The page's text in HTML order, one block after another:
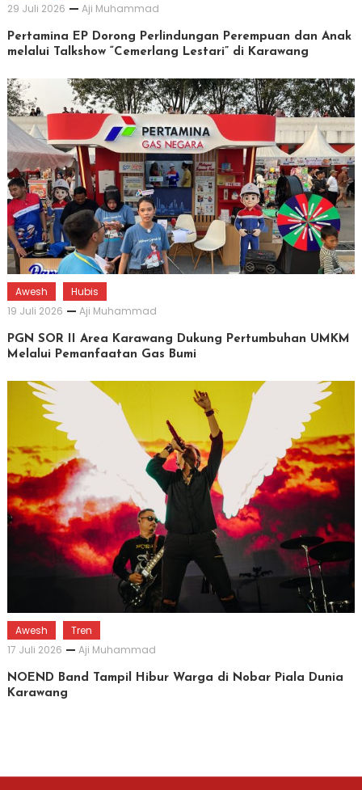
29 Juli 2026
Aji Muhammad
Pertamina EP Dorong Perlindungan Perempuan dan Anak
melalui Talkshow “Cemerlang Lestari” di Karawang
Awesh
Hubis
19 Juli 2026
Aji Muhammad
PGN SOR II Area Karawang Dukung Pertumbuhan UMKM
Melalui Pemanfaatan Gas Bumi
Awesh
Tren
17 Juli 2026
Aji Muhammad
NOEND Band Tampil Hibur Warga di Nobar Piala Dunia
Karawang